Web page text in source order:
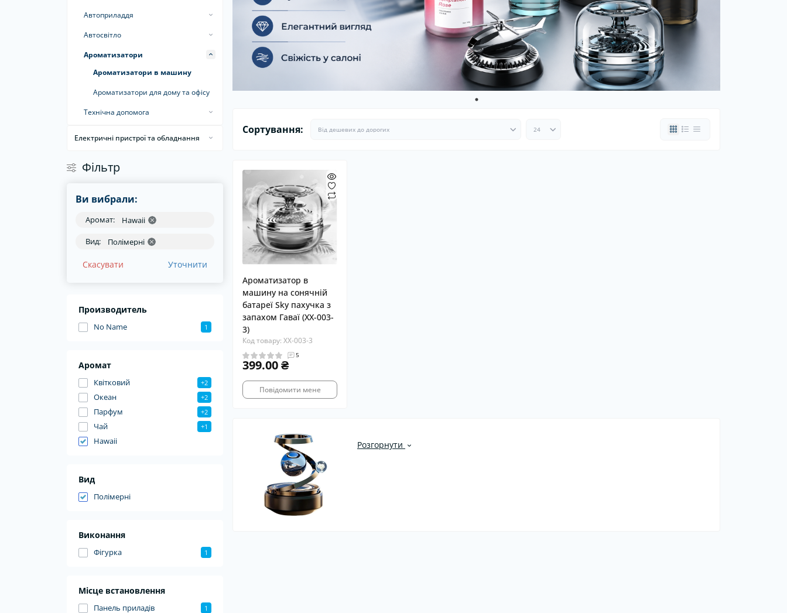
Світлодіодні автолампи
Ароматизатори в машину
Ароматизатори для дому та
офісу
Герметики шин
Пуско-зарядні пристрої
Стартові дроти
Набори інструментів
рушники
Обладнання для мийки
Серветки
Автопилососи
Насоси
Рамки під номер
Сигнали
Автоприладдя
Автошторки
Автосвітло
Ароматизатори
Ароматизатори в машину
Ароматизатори для дому та офісу
Технічна допомога
Стартові дроти
Електричні пристрої та обладнання
Автохолодильники
Фiльтр
Ви вибрали:
Аромат: Hawaii
Вид: Полімерні
Скасувати Уточнити
Производитель
No Name 1
Аромат
Квітковий +2
Океан +2
Парфум +2
Чай +1
Hawaii
Вид
Полімерні
Виконання
Фігурка 1
Місце встановлення
Панель приладів 1
Сортування:
Ароматизатор в
машину на сонячній
батареї Sky пахучка з
запахом Гаваї (XX-003-
3)
Код товару: XX-003-3
5
399.00 ₴
Повідомити мене
Розгорнути